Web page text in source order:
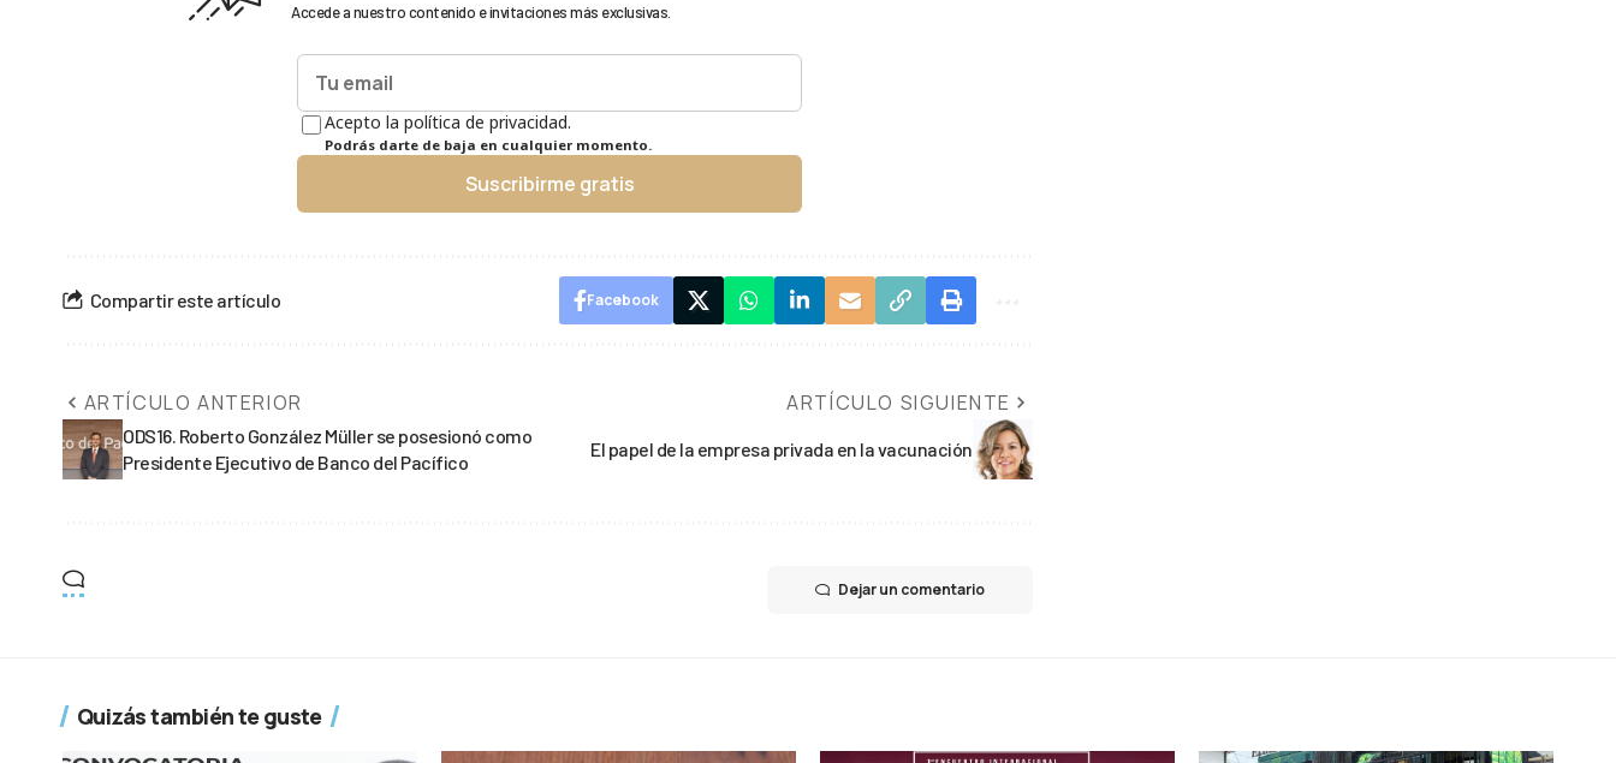
Accede a nuestro contenido e invitaciones más exclusivas.
Acepto la política de privacidad.
Podrás darte de baja en cualquier momento.
Suscribirme gratis
Compartir este artículo Facebook
ARTÍCULO ANTERIOR
ODS16. Roberto González Müller se posesionó como
Presidente Ejecutivo de Banco del Pacífico
ARTÍCULO SIGUIENTE
El papel de la empresa privada en la vacunación
Dejar un comentario
Quizás también te guste